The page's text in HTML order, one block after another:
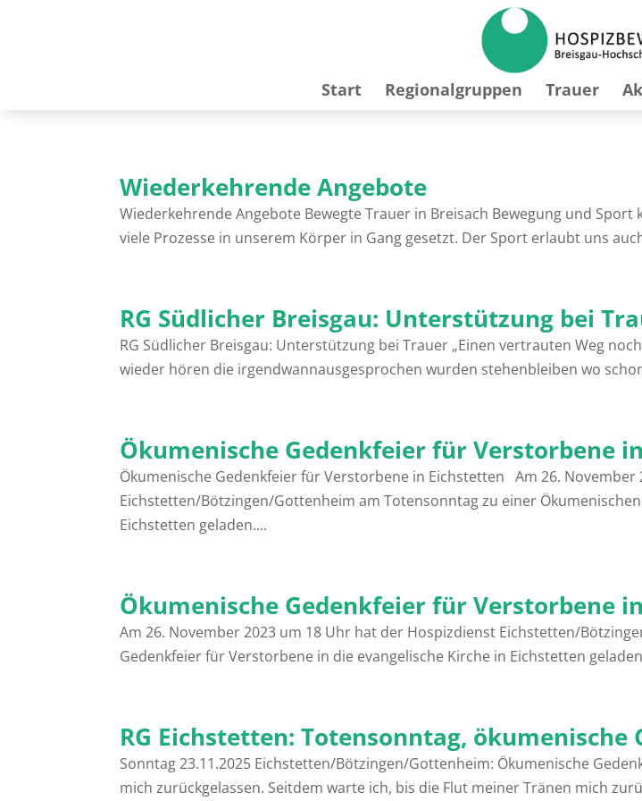
Start Regionalgruppen Trauer
Wiederkehrende Angebote
Wiederkehrende Angebote Bewegte Trauer in Breisach Bewegung und
viele Prozesse in unserem Körper in Gang gesetzt. Der Sport erlaubt uns
RG Südlicher Breisgau: Unterstützung bei
RG Südlicher Breisgau: Unterstützung bei Trauer „Einen vertrauten Weg
wieder hören die irgendwannausgesprochen wurden stehenbleiben wo
Ökumenische Gedenkfeier für Verstorbene
Ökumenische Gedenkfeier für Verstorbene in Eichstetten Am 26.
Eichstetten/Bötzingen/Gottenheim am Totensonntag zu einer
Eichstetten geladen....
Ökumenische Gedenkfeier für Verstorbene
Am 26. November 2023 um 18 Uhr hat der Hospizdienst Eichstetten/
Gedenkfeier für Verstorbene in die evangelische Kirche in Eichstetten
RG Eichstetten: Totensonntag,
Sonntag 23.11.2025 Eichstetten/Bötzingen/Gottenheim: Ökumenische
mich zurückgelassen. Seitdem warte ich, bis die Flut meiner Tränen